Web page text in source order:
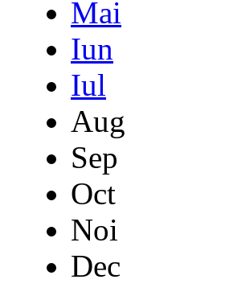
Mai
Iun
Iul
Aug
Sep
Oct
Noi
Dec